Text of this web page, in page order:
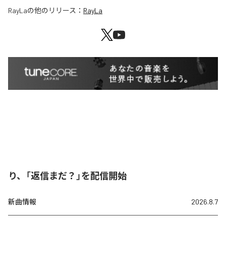
RayLaの他のリリース： RayLa
り、「返信まだ？」を配信開始
新曲情報 2026.8.7